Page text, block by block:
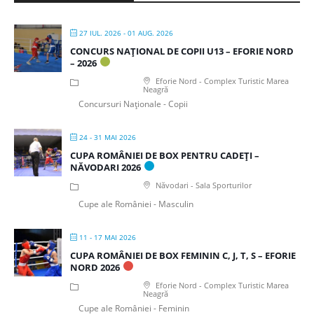
27 IUL. 2026 - 01 AUG. 2026
CONCURS NAȚIONAL DE COPII U13 – EFORIE NORD
– 2026
Eforie Nord - Complex Turistic Marea
Neagră
Concursuri Naționale - Copii
24 - 31 MAI 2026
CUPA ROMÂNIEI DE BOX PENTRU CADEȚI –
NĂVODARI 2026
Năvodari - Sala Sporturilor
Cupe ale României - Masculin
11 - 17 MAI 2026
CUPA ROMÂNIEI DE BOX FEMININ C, J, T, S – EFORIE
NORD 2026
Eforie Nord - Complex Turistic Marea
Neagră
Cupe ale României - Feminin